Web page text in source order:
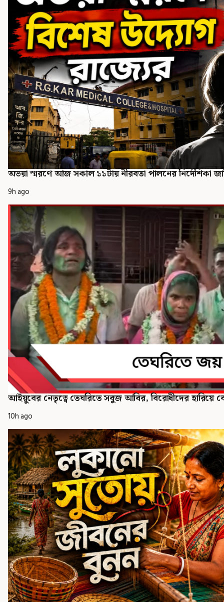
অভয়া স্মরণে আজ সকাল ১১টায় নীরবতা পালনের নির্দেশিকা
9h ago
আইয়ুবের নেতৃত্বে তেঘরিতে সবুজ আবির, বিরোধীদের হারিয়ে
10h ago